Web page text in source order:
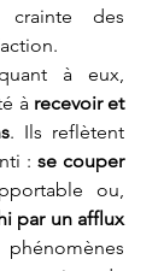
des
à eux,
à recevoir et
. Ils reflètent
: se couper
ou,
par un afflux